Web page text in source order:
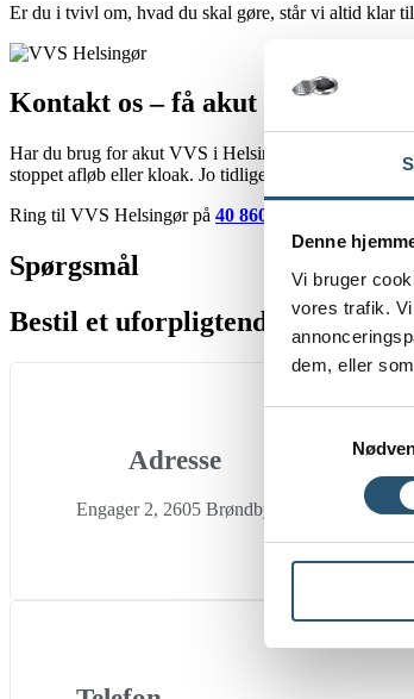
Denne
Vi bruger
vores trafik.
dem, eller
Er du i tvivl om, hvad du skal gøre, står vi altid klar
Kontakt os – få akut VVS-hjælp
Har du brug for akut VVS i Helsingør, er du altid
stoppet afløb eller kloak. Jo tidligere du ringer, jo
Ring til VVS Helsingør på 40 860 860
Spørgsmål
Bestil et uforpligtende tilbud
Adresse
Engager 2, 2605 Brøndby